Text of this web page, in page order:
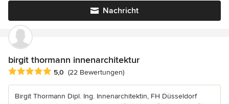
Nachricht
birgit thormann innenarchitektur
Durchschnittliche Bewertung: 5 von 5 Sternen
5,0 (22 Bewertungen)
Birgit Thormann Dipl. Ing. Innenarchitektin, FH Düsseldorf